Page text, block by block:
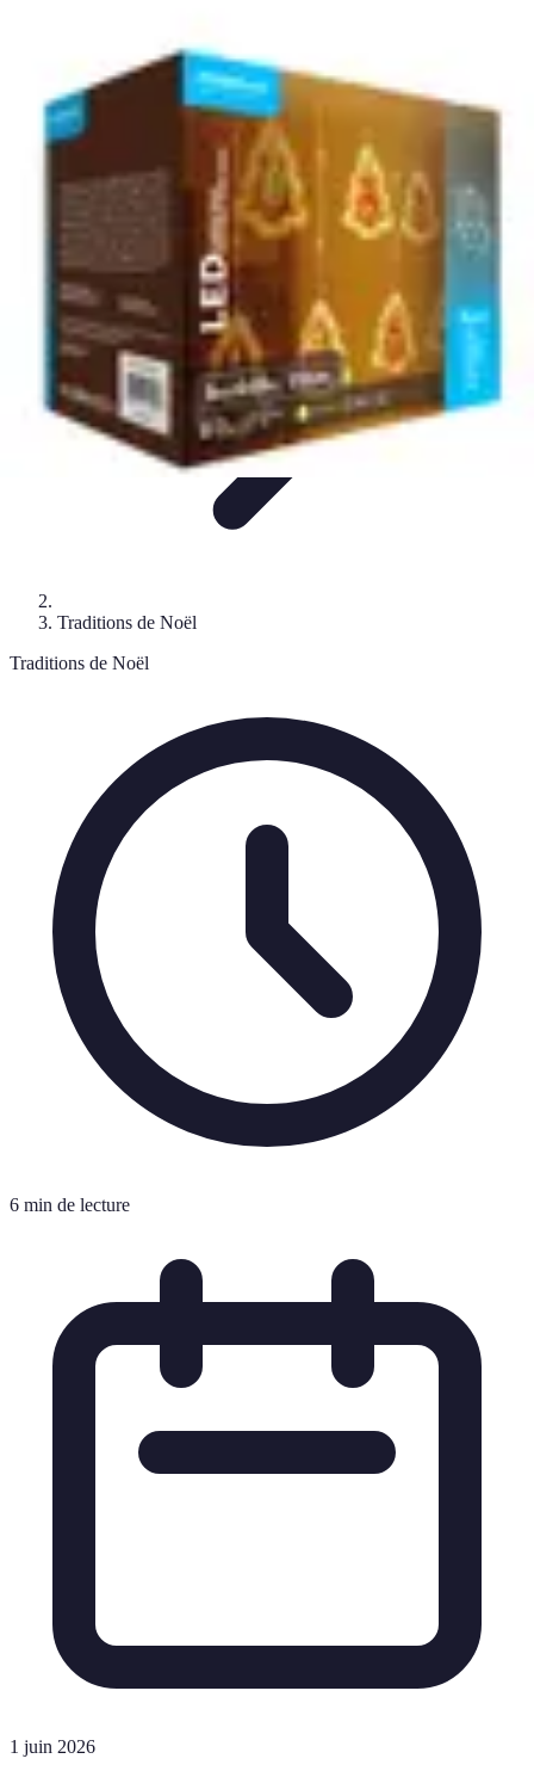
Décorations de Noël
Traditions de NoëlTraditions
Magie de Noël
Traditions de Noël
Traditions de Noël
6 min de lecture
1 juin 2026